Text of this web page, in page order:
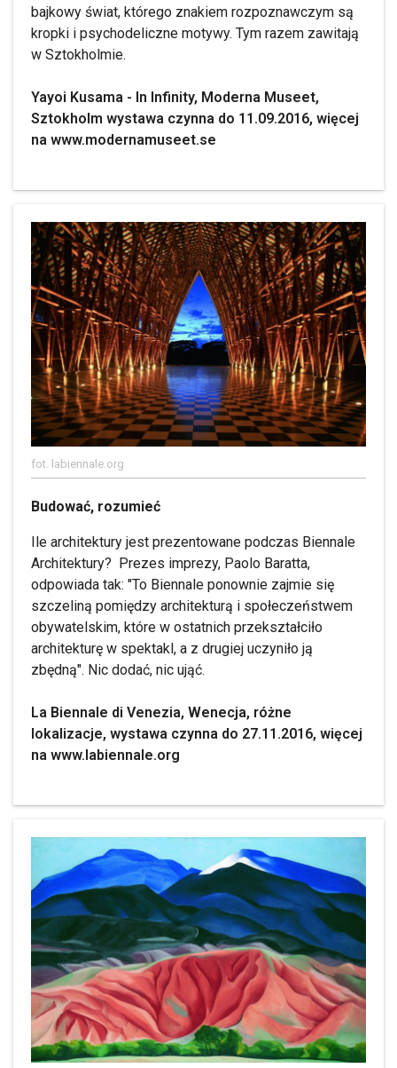
bajkowy świat, którego znakiem rozpoznawczym są
kropki i psychodeliczne motywy. Tym razem zawitają
w Sztokholmie.
Yayoi Kusama - In Infinity, Moderna Museet,
Sztokholm wystawa czynna do 11.09.2016, więcej
na www.modernamuseet.se
fot. labiennale.org
Budować, rozumieć
Ile architektury jest prezentowane podczas Biennale
Architektury? Prezes imprezy, Paolo Baratta,
odpowiada tak: "To Biennale ponownie zajmie się
szczeliną pomiędzy architekturą i społeczeństwem
obywatelskim, które w ostatnich przekształciło
architekturę w spektakl, a z drugiej uczyniło ją
zbędną". Nic dodać, nic ująć.
La Biennale di Venezia, Wenecja, różne
lokalizacje, wystawa czynna do 27.11.2016, więcej
na www.labiennale.org